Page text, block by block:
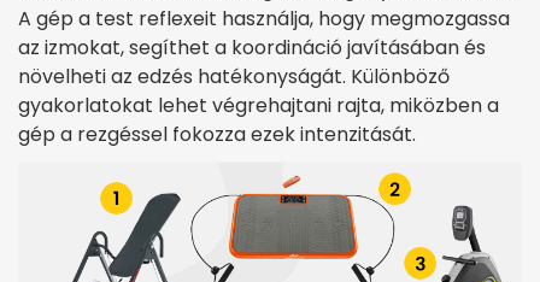
A gép a test reflexeit használja, hogy megmozgassa
az izmokat, segíthet a koordináció javításában és
növelheti az edzés hatékonyságát. Különböző
gyakorlatokat lehet végrehajtani rajta, miközben a
gép a rezgéssel fokozza ezek intenzitását.